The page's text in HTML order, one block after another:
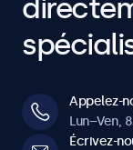
variateur
Projection
Compatible avec
Connectivité
Appelez-
Lun–Ven,
Écrivez-